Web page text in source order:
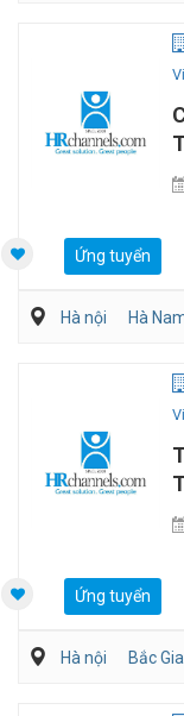
Ứng tuyển
Hà nội Hà
Ứng tuyển
Hà nội Bắc